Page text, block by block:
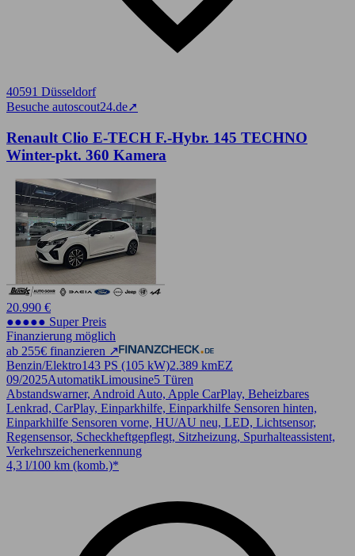
40591 Düsseldorf
Besuche autoscout24.de➚
Renault Clio E-TECH F.-Hybr. 145 TECHNO
Winter-pkt. 360 Kamera
20.990 €
●●●●● Super Preis
Finanzierung möglich
ab 255€ finanzieren ↗
Benzin/Elektro143 PS (105 kW)2.389 kmEZ
09/2025AutomatikLimousine5 Türen
Abstandswarner, Android Auto, Apple CarPlay, Beheizbares
Lenkrad, CarPlay, Einparkhilfe, Einparkhilfe Sensoren hinten,
Einparkhilfe Sensoren vorne, HU/AU neu, LED, Lichtsensor,
Regensensor, Scheckheftgepflegt, Sitzheizung, Spurhalteassistent,
Verkehrszeichenerkennung
4,3 l/100 km (komb.)*